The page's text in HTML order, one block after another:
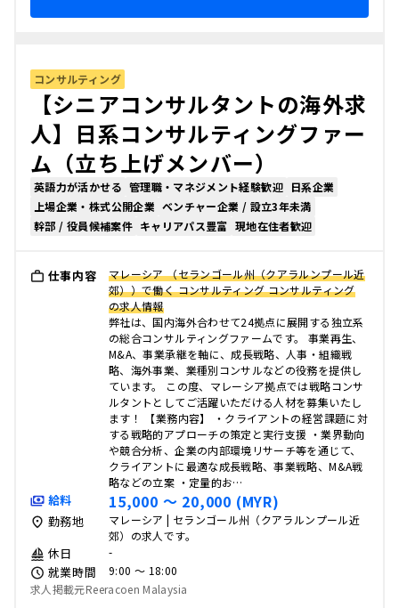
コンサルティング
【シニアコンサルタントの海外求
人】日系コンサルティングファー
ム（立ち上げメンバー）
英語力が活かせる 管理職・マネジメント経験歓迎 日系企業
上場企業・株式公開企業 ベンチャー企業 / 設立3年未満
幹部 / 役員候補案件 キャリアパス豊富 現地在住者歓迎
仕事内容
マレーシア （セランゴール州（クアラルンプール近
郊））で働く コンサルティング コンサルティング
の求人情報
弊社は、国内海外合わせて24拠点に展開する独立系
の総合コンサルティングファームです。 事業再生、
M&A、事業承継を軸に、成長戦略、人事・組織戦
略、海外事業、業種別コンサルなどの役務を提供し
ています。 この度、マレーシア拠点では戦略コンサ
ルタントとしてご活躍いただける人材を募集いたし
ます！ 【業務内容】 ・クライアントの経営課題に対
する戦略的アプローチの策定と実行支援 ・業界動向
や競合分析、企業の内部環境リサーチ等を通じて、
クライアントに最適な成長戦略、事業戦略、M&A戦
略などの立案 ・定量的お…
給料 15,000 〜 20,000 (MYR)
勤務地
マレーシア | セランゴール州（クアラルンプール近
郊）の求人です。
休日 -
就業時間
9:00 〜 18:00
求人掲載元Reeracoen Malaysia